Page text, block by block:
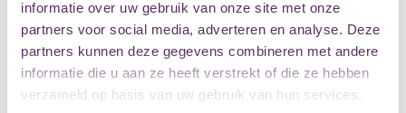
informatie over uw gebruik van onze site met onze
partners voor social media, adverteren en analyse. Deze
partners kunnen deze gegevens combineren met andere
informatie die u aan ze heeft verstrekt of die ze hebben
verzameld op basis van uw gebruik van hun services.
“Mijn werk is heel breed. Ik ben graag weids bezig. Zo
werk ik in mijn atelier veel met porselein en maak ik
sieraden en kunstobjecten. Het thema van waaruit ik op
dit moment werk is draagbaarheid, dat vind ik een erg
leuk spel: wat kun je nog wel dragen en wat niet meer?